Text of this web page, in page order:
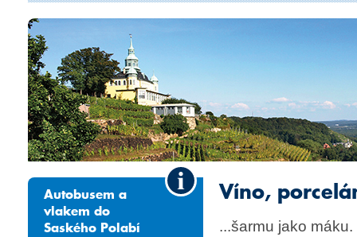
Autobusem a
vlakem do
Saského Polabí
Víno,
...šarmu jako